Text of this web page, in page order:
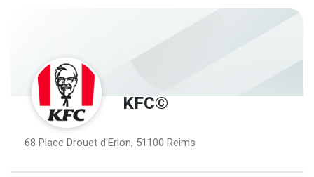
KFC©
68 Place Drouet d'Erlon, 51100 Reims